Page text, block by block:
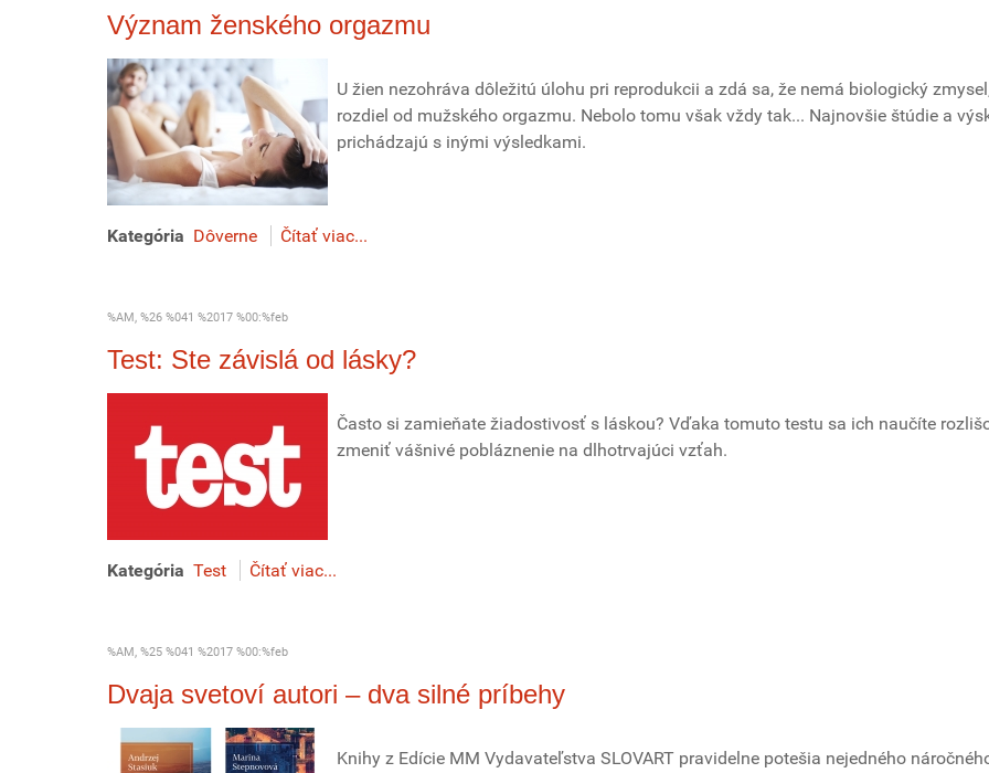
Význam ženského orgazmu
U žien nezohráva dôležitú úlohu pri reprodukcii a zdá sa, že nemá biologický
rozdiel od mužského orgazmu. Nebolo tomu však vždy tak... Najnovšie štúdie a
prichádzajú s inými výsledkami.
Kategória Dôverne Čítať viac...
%AM, %26 %041 %2017 %00:%feb
Test: Ste závislá od lásky?
Často si zamieňate žiadostivosť s láskou? Vďaka tomuto testu sa ich naučíte
zmeniť vášnivé pobláznenie na dlhotrvajúci vzťah.
Kategória Test Čítať viac...
%AM, %25 %041 %2017 %00:%feb
Dvaja svetoví autori – dva silné príbehy
Knihy z Edície MM Vydavateľstva SLOVART pravidelne potešia nejedného